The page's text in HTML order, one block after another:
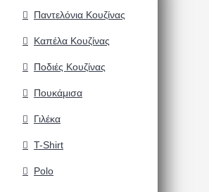
Παντελόνια Κουζίνας
Καπέλα Κουζίνας
Ποδιές Κουζίνας
Πουκάμισα
Γιλέκα
T-Shirt
Polo